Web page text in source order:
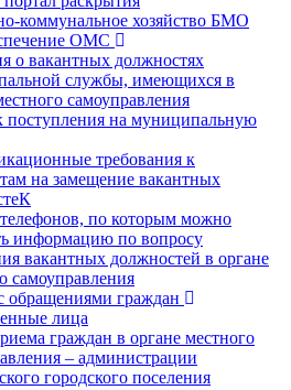
коммунальное хозяйство БМО
ОМС
о вакантных должностях
службы, имеющихся в
самоуправления
поступления на муниципальную
требования к
на замещение вакантных
по которым можно
информацию по вопросу
вакантных должностей в органе
самоуправления
обращениями граждан
лица
граждан в органе местного
– администрации
городского поселения